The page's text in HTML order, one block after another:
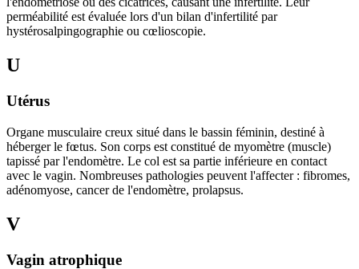
perméabilité est évaluée lors d'un bilan d'infertilité par
hystérosalpingographie ou cœlioscopie.
U
Utérus
Organe musculaire creux situé dans le bassin féminin, destiné à
héberger le fœtus. Son corps est constitué de myomètre (muscle)
tapissé par l'endomètre. Le col est sa partie inférieure en contact
avec le vagin. Nombreuses pathologies peuvent l'affecter : fibromes,
adénomyose, cancer de l'endomètre, prolapsus.
V
Vagin atrophique